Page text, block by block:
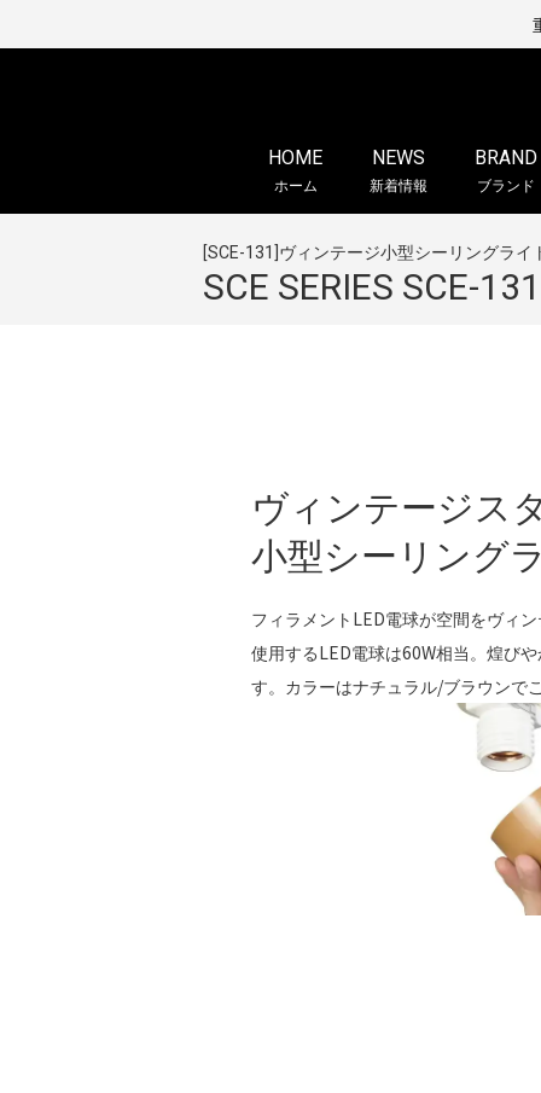
HOME
ホーム
NEWS
新着情報
BRAND
ブランド
[SCE-131 ヴィンテージ小型シーリングライ
SCE SERIES SCE-131
ヴィンテージス
小型シーリング
フィラメントLED電球が空間をヴィ
使用するLED電球は60W相当。煌び
す。カラーはナチュラル/ブラウンで